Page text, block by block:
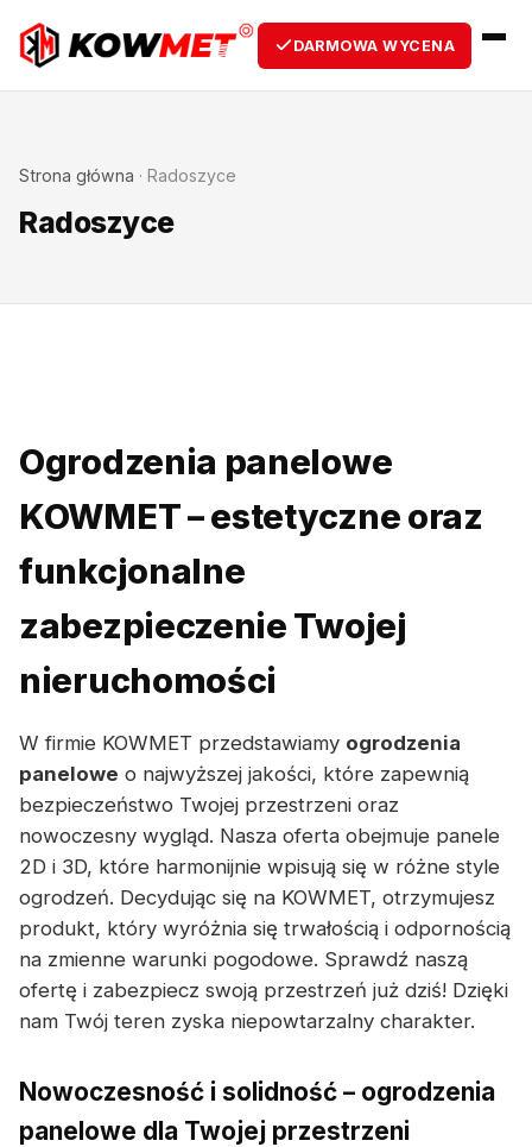
DARMOWA WYCENA
Strona główna · Radoszyce
Radoszyce
Ogrodzenia panelowe
KOWMET – estetyczne oraz
funkcjonalne
zabezpieczenie Twojej
nieruchomości
W firmie KOWMET przedstawiamy ogrodzenia
panelowe o najwyższej jakości, które zapewnią
bezpieczeństwo Twojej przestrzeni oraz
nowoczesny wygląd. Nasza oferta obejmuje panele
2D i 3D, które harmonijnie wpisują się w różne style
ogrodzeń. Decydując się na KOWMET, otrzymujesz
produkt, który wyróżnia się trwałością i odpornością
na zmienne warunki pogodowe. Sprawdź naszą
ofertę i zabezpiecz swoją przestrzeń już dziś! Dzięki
nam Twój teren zyska niepowtarzalny charakter.
Nowoczesność i solidność – ogrodzenia
panelowe dla Twojej przestrzeni